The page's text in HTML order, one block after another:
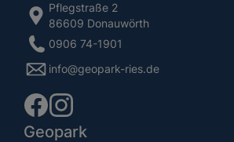
Pflegstraße 2
86609 Donauwörth
0906 74-1901
info@geopark-ries.de
Geopark